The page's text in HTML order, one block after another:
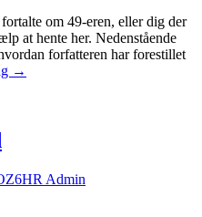
om 49-eren, eller dig der
at hente her. Nedenstående
forfatteren har forestillet
Gode
→
Admin